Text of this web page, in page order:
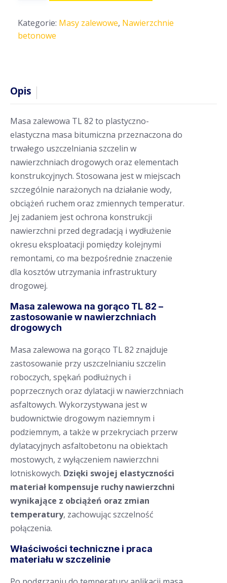
na
gorąco
(25
kg)
Kategorie: Masy zalewowe, Nawierzchnie
betonowe
Opis
Masa zalewowa TL 82 to plastyczno-
elastyczna masa bitumiczna przeznaczona do
trwałego uszczelniania szczelin w
nawierzchniach drogowych oraz elementach
konstrukcyjnych. Stosowana jest w miejscach
szczególnie narażonych na działanie wody,
obciążeń ruchem oraz zmiennych temperatur.
Jej zadaniem jest ochrona konstrukcji
nawierzchni przed degradacją i wydłużenie
okresu eksploatacji pomiędzy kolejnymi
remontami, co ma bezpośrednie znaczenie
dla kosztów utrzymania infrastruktury
drogowej.
Masa zalewowa na gorąco TL 82 –
zastosowanie w nawierzchniach
drogowych
Masa zalewowa na gorąco TL 82 znajduje
zastosowanie przy uszczelnianiu szczelin
roboczych, spękań podłużnych i
poprzecznych oraz dylatacji w nawierzchniach
asfaltowych. Wykorzystywana jest w
budownictwie drogowym naziemnym i
podziemnym, a także w przekryciach przerw
dylatacyjnych asfaltobetonu na obiektach
mostowych, z wyłączeniem nawierzchni
lotniskowych. Dzięki swojej elastyczności
materiał kompensuje ruchy nawierzchni
wynikające z obciążeń oraz zmian
temperatury, zachowując szczelność
połączenia.
Właściwości techniczne i praca
materiału w szczelinie